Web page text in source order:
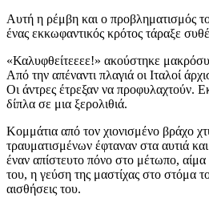
Αυτή η ρέμβη και ο προβληματισμός
ένας εκκωφαντικός κρότος τάραξε
«Καλυφθείτεεεε!» ακούστηκε
Από την απέναντι πλαγιά οι Ιταλοί
Οι άντρες έτρεξαν να προφυλαχτούν.
δίπλα σε μια ξερολιθιά.
Κομμάτια από τον χιονισμένο βράχο
τραυματισμένων έφταναν στα αυτιά
έναν απίστευτο πόνο στο μέτωπο,
του, η γεύση της μαστίχας στο στόμα
αισθήσεις του.